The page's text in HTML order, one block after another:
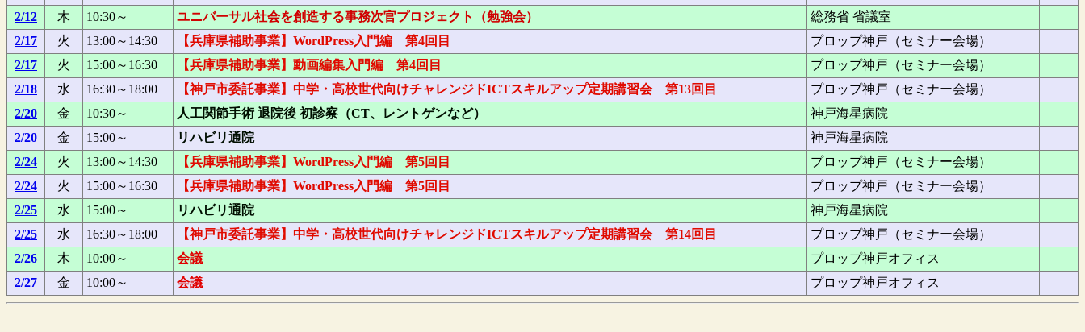
2/12
木 10:30～ ユニバーサル社会を創造する事務次官プロジェクト（勉強会）
総務省 省議室
2/17
火 13:00～14:30 【兵庫県補助事業】WordPress入門編 第4回目
プロップ神戸（セミナー会場）
2/17
火 15:00～16:30 【兵庫県補助事業】動画編集入門編 第4回目
プロップ神戸（セミナー会場）
2/18
水 16:30～18:00 【神戸市委託事業】中学・高校世代向けチャレンジドICTスキルアップ定期講習会 第13回目
プロップ神戸（セミナー会場）
2/20
金 10:30～ 人工関節手術 退院後 初診察（CT、レントゲンなど）
神戸海星病院
2/20
金 15:00～ リハビリ通院
神戸海星病院
2/24
火 13:00～14:30 【兵庫県補助事業】WordPress入門編 第5回目
プロップ神戸（セミナー会場）
2/24
火 15:00～16:30 【兵庫県補助事業】WordPress入門編 第5回目
プロップ神戸（セミナー会場）
2/25
水 15:00～ リハビリ通院
神戸海星病院
2/25
水 16:30～18:00 【神戸市委託事業】中学・高校世代向けチャレンジドICTスキルアップ定期講習会 第14回目
プロップ神戸（セミナー会場）
2/26
木 10:00～ 会議
プロップ神戸オフィス
2/27
金 10:00～ 会議 プロップ神戸オフィス